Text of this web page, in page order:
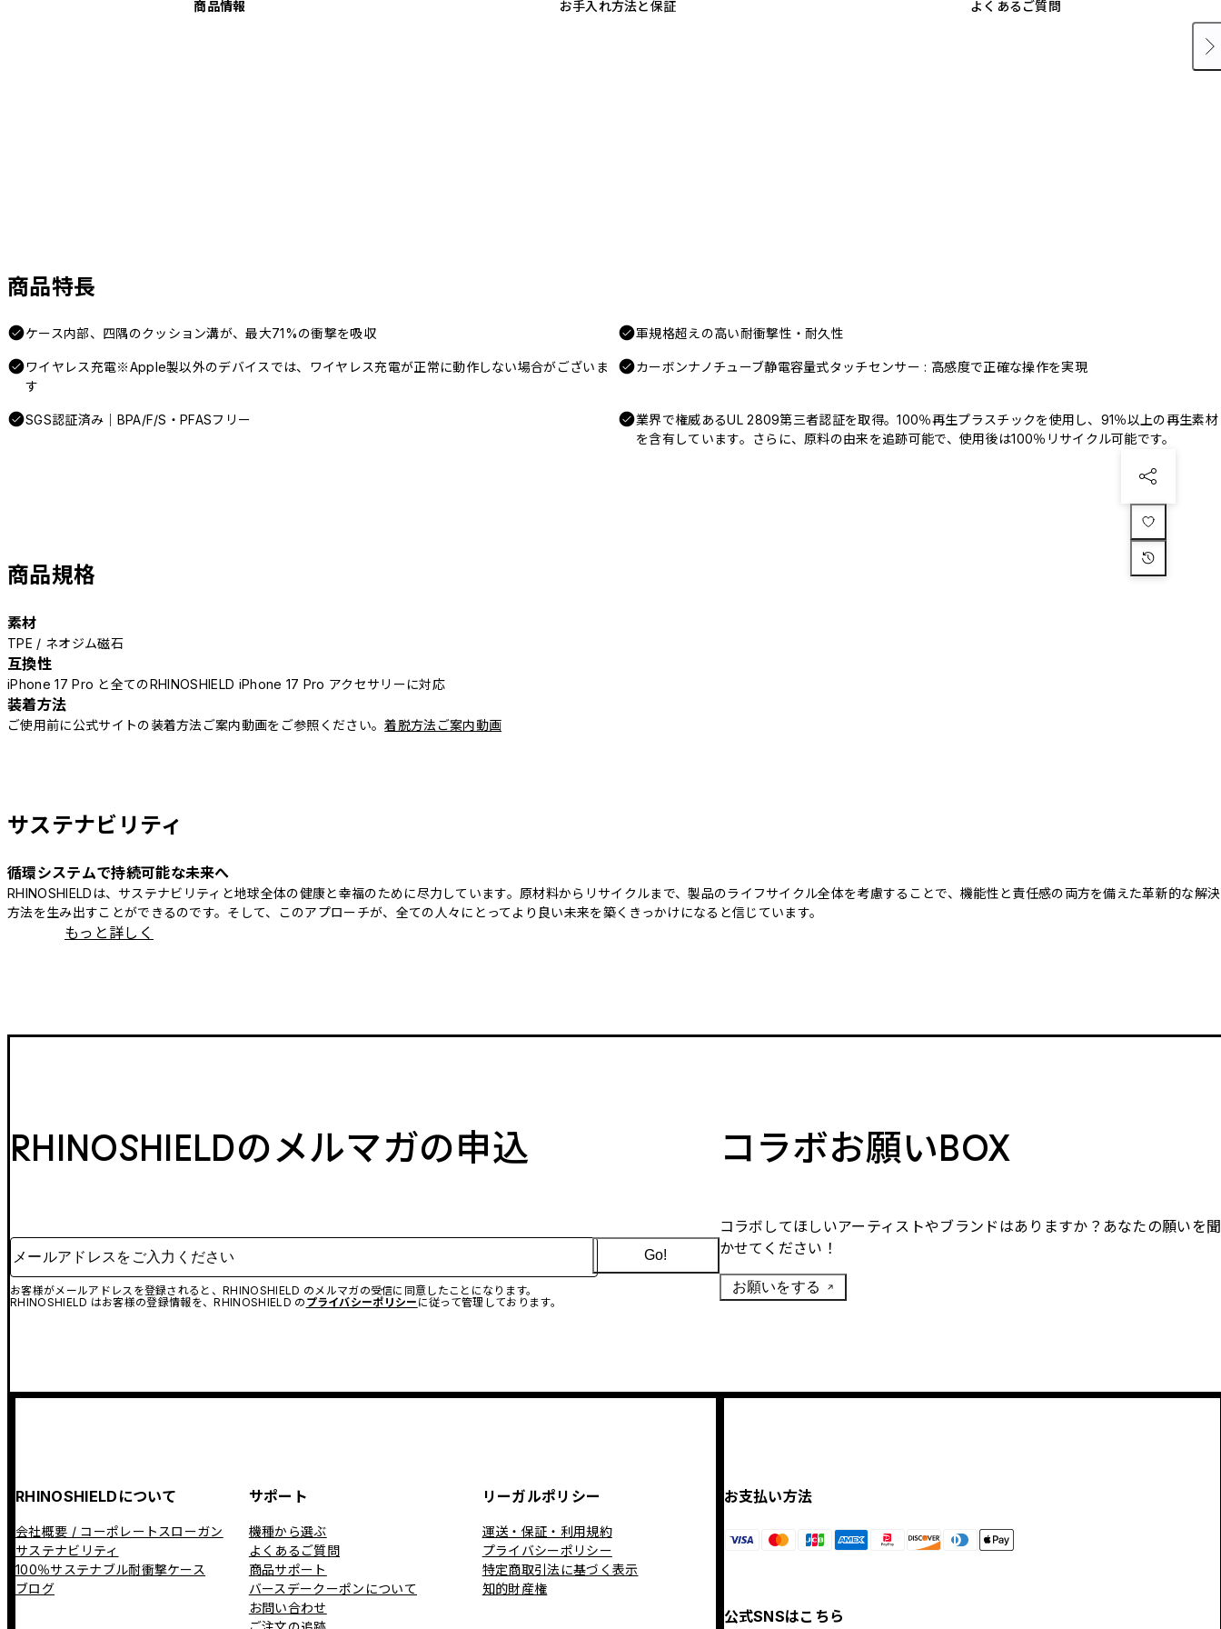
商品情報 お手入れ方法と保証 よくあるご質問
商品特長
ケース内部、四隅のクッション溝が、最大71%の衝撃を吸収 軍規格超えの高い耐衝撃性・耐久性
ワイヤレス充電※Apple製以外のデバイスでは、ワイヤレス充電が正常に動作しない場合がございま
す
カーボンナノチューブ静電容量式タッチセンサー : 高感度で正確な操作を実現
SGS認証済み｜BPA/F/S・PFASフリー
業界で権威あるUL 2809第三者認証を取得。100％再生プラスチックを使用し、91％以上の再生素材
を含有しています。さらに、原料の由来を追跡可能で、使用後は100％リサイクル可能です。
商品規格
素材
TPE / ネオジム磁石
互換性
iPhone 17 Pro と全てのRHINOSHIELD iPhone 17 Pro アクセサリーに対応
装着方法
ご使用前に公式サイトの装着方法ご案内動画をご参照ください。着脱方法ご案内動画
サステナビリティ
循環システムで持続可能な未来へ
RHINOSHIELDは、サステナビリティと地球全体の健康と幸福のために尽力しています。原材料からリサイクルまで、製品のライフサイクル全体を考慮することで、機能性と責任感の両方を備えた革新的な解決
方法を生み出すことができるのです。そして、このアプローチが、全ての人々にとってより良い未来を築くきっかけになると信じています。
もっと詳しく
RHINOSHIELDのメルマガの申込
メールアドレスをご入力ください
お客様がメールアドレスを登録されると、RHINOSHIELD のメルマガの受信に同意したことになります。
RHINOSHIELD はお客様の登録情報を、RHINOSHIELD の プライバシーポリシー に従って管理しております。
Go!
コラボお願いBOX
コラボしてほしいアーティストやブランドはありますか？あなたの願いを聞
かせてください！
お願いをする
RHINOSHIELDについて
会社概要 / コーポレートスローガン
サステナビリティ
100％サステナブル耐衝撃ケース
ブログ
サポート
機種から選ぶ
よくあるご質問
商品サポート
バースデークーポンについて
お問い合わせ
リーガルポリシー
運送・保証・利用規約
プライバシーポリシー
特定商取引法に基づく表示
知的財産権
お支払い方法
公式SNSはこちら